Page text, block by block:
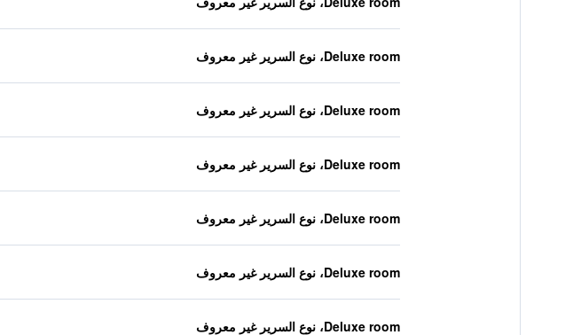
Deluxe room، نوع السرير غير معروف
Deluxe room، نوع السرير غير معروف
Deluxe room، نوع السرير غير معروف
Deluxe room، نوع السرير غير معروف
Deluxe room، نوع السرير غير معروف
Deluxe room، نوع السرير غير معروف